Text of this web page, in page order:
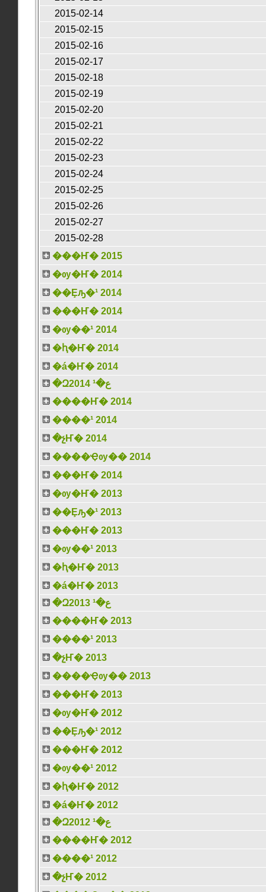
2015-02-14
2015-02-15
2015-02-16
2015-02-17
2015-02-18
2015-02-19
2015-02-20
2015-02-21
2015-02-22
2015-02-23
2015-02-24
2015-02-25
2015-02-26
2015-02-27
2015-02-28
���Ҥ� 2015
�ѹ�Ҥ� 2014
��Ȩԡ�¹ 2014
���Ҥ� 2014
�ѹ��¹ 2014
�ԧ�Ҥ� 2014
�á�Ҥ� 2014
�Զع�¹ 2014
����Ҥ� 2014
����¹ 2014
�չҤ� 2014
����Ҿѹ�� 2014
���Ҥ� 2014
�ѹ�Ҥ� 2013
��Ȩԡ�¹ 2013
���Ҥ� 2013
�ѹ��¹ 2013
�ԧ�Ҥ� 2013
�á�Ҥ� 2013
�Զع�¹ 2013
����Ҥ� 2013
����¹ 2013
�չҤ� 2013
����Ҿѹ�� 2013
���Ҥ� 2013
�ѹ�Ҥ� 2012
��Ȩԡ�¹ 2012
���Ҥ� 2012
�ѹ��¹ 2012
�ԧ�Ҥ� 2012
�á�Ҥ� 2012
�Զع�¹ 2012
����Ҥ� 2012
����¹ 2012
�չҤ� 2012